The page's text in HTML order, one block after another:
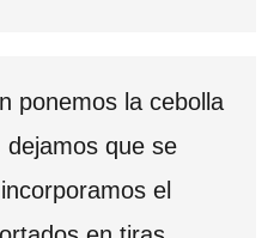
ponemos la cebolla
que se
el